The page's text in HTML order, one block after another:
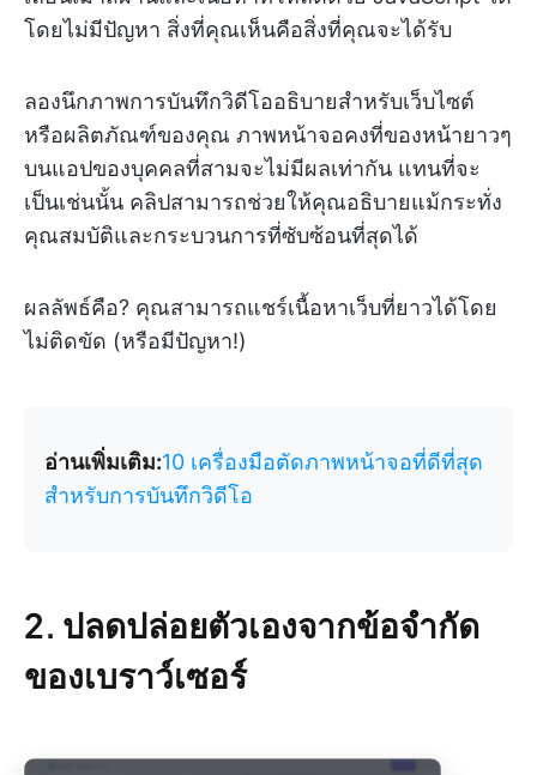
โดยไม่มีปัญหา สิ่งที่คุณเห็นคือสิ่งที่คุณจะได้รับ
ลองนึกภาพการบันทึกวิดีโออธิบายสำหรับเว็บไซต์
หรือผลิตภัณฑ์ของคุณ ภาพหน้าจอคงที่ของหน้ายาวๆ
บนแอปของบุคคลที่สามจะไม่มีผลเท่ากัน แทนที่จะ
เป็นเช่นนั้น คลิปสามารถช่วยให้คุณอธิบายแม้กระทั่ง
คุณสมบัติและกระบวนการที่ซับซ้อนที่สุดได้
ผลลัพธ์คือ? คุณสามารถแชร์เนื้อหาเว็บที่ยาวได้โดย
ไม่ติดขัด (หรือมีปัญหา!)
อ่านเพิ่มเติม:10 เครื่องมือตัดภาพหน้าจอที่ดีที่สุด
สำหรับการบันทึกวิดีโอ
2. ปลดปล่อยตัวเองจากข้อจำกัด
ของเบราว์เซอร์